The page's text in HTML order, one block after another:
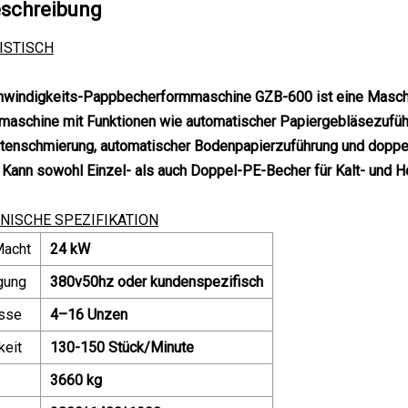
Pappbecherformmaschine GZB-600 ist eine
mit Funktionen wie automatischer
automatischer Bodenpapierzuführung und
sowohl Einzel- als auch Doppel-PE-Becher für Kalt- und
SPEZIFIKATION
24 kW
380v50hz oder kundenspezifisch
4–16 Unzen
130-150 Stück/Minute
3660 kg